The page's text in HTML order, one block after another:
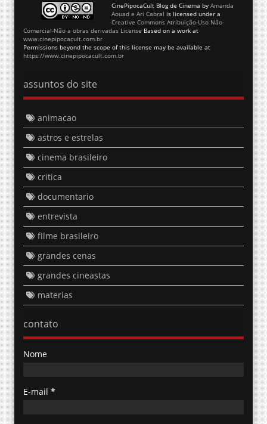
CinePipocaCult Blog de Cinema by Amanda
Aouad e Ari Cabral is licensed under a
Creative Commons Atribuição-Uso Não-
Comercial-Não a obras derivadas License Based on a work at
www.cinepipocacult.com.br
Permissions beyond the scope of this license may be available at
https://www.cinepipocacult.com.br
assuntos do site
animacao
astros e estrelas
cinema brasileiro
critica
documentario
entrevista
filme brasileiro
grandes cenas
grandes cineastas
materias
contato
Nome
E-mail *